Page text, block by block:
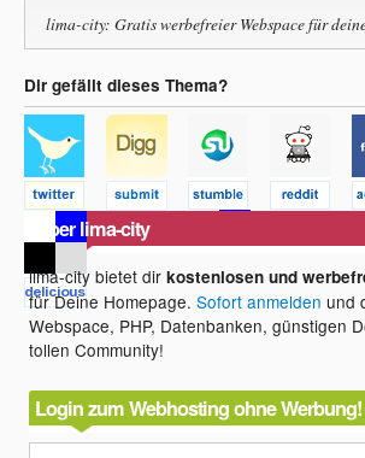
lima-city: Gratis werbefreier Webspace für
Dir gefällt dieses Thema?
Über lima-city
lima-city bietet dirkostenlosen und
für Deine Homepage.Sofort anmelden und
Webspace, PHP, Datenbanken, günstigen
tollen Community!
Login zum Webhosting ohne Werbung!